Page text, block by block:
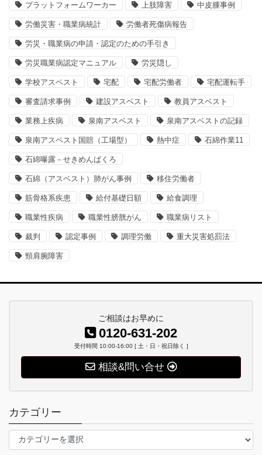
プラットフォームワーカー 上肢障害 中皮腫事例
労働災害・職業病統計 労働者死傷病報告
労災・職業病の申請・認定のための手引き
労災職業病認定マニュアル 労災隠し
学校アスベスト 宅配 宅配労働者 宅配運転手
審査請求事例 建設アスベスト 教員アスベスト
業務上疾病 泉南アスベスト 泉南アスベストの記録
泉南アスベスト国賠（工場型） 熱中症 石綿作業11
石綿曝露－せきめんばくろ
石綿（アスベスト）肺がん事例 移住労働者
筋骨格系疾患 給付基礎日額 給食調理
職業性疾病 職業性膀胱がん 職業病リスト
裁判 認定事例 調理労働 重大災害処罰法
頸肩腕障害
ご相談はお早めに
0120-631-202
受付時間 10:00-16:00 [ 土・日・祝日除く ]
相談&問い合せ
カテゴリー
テ